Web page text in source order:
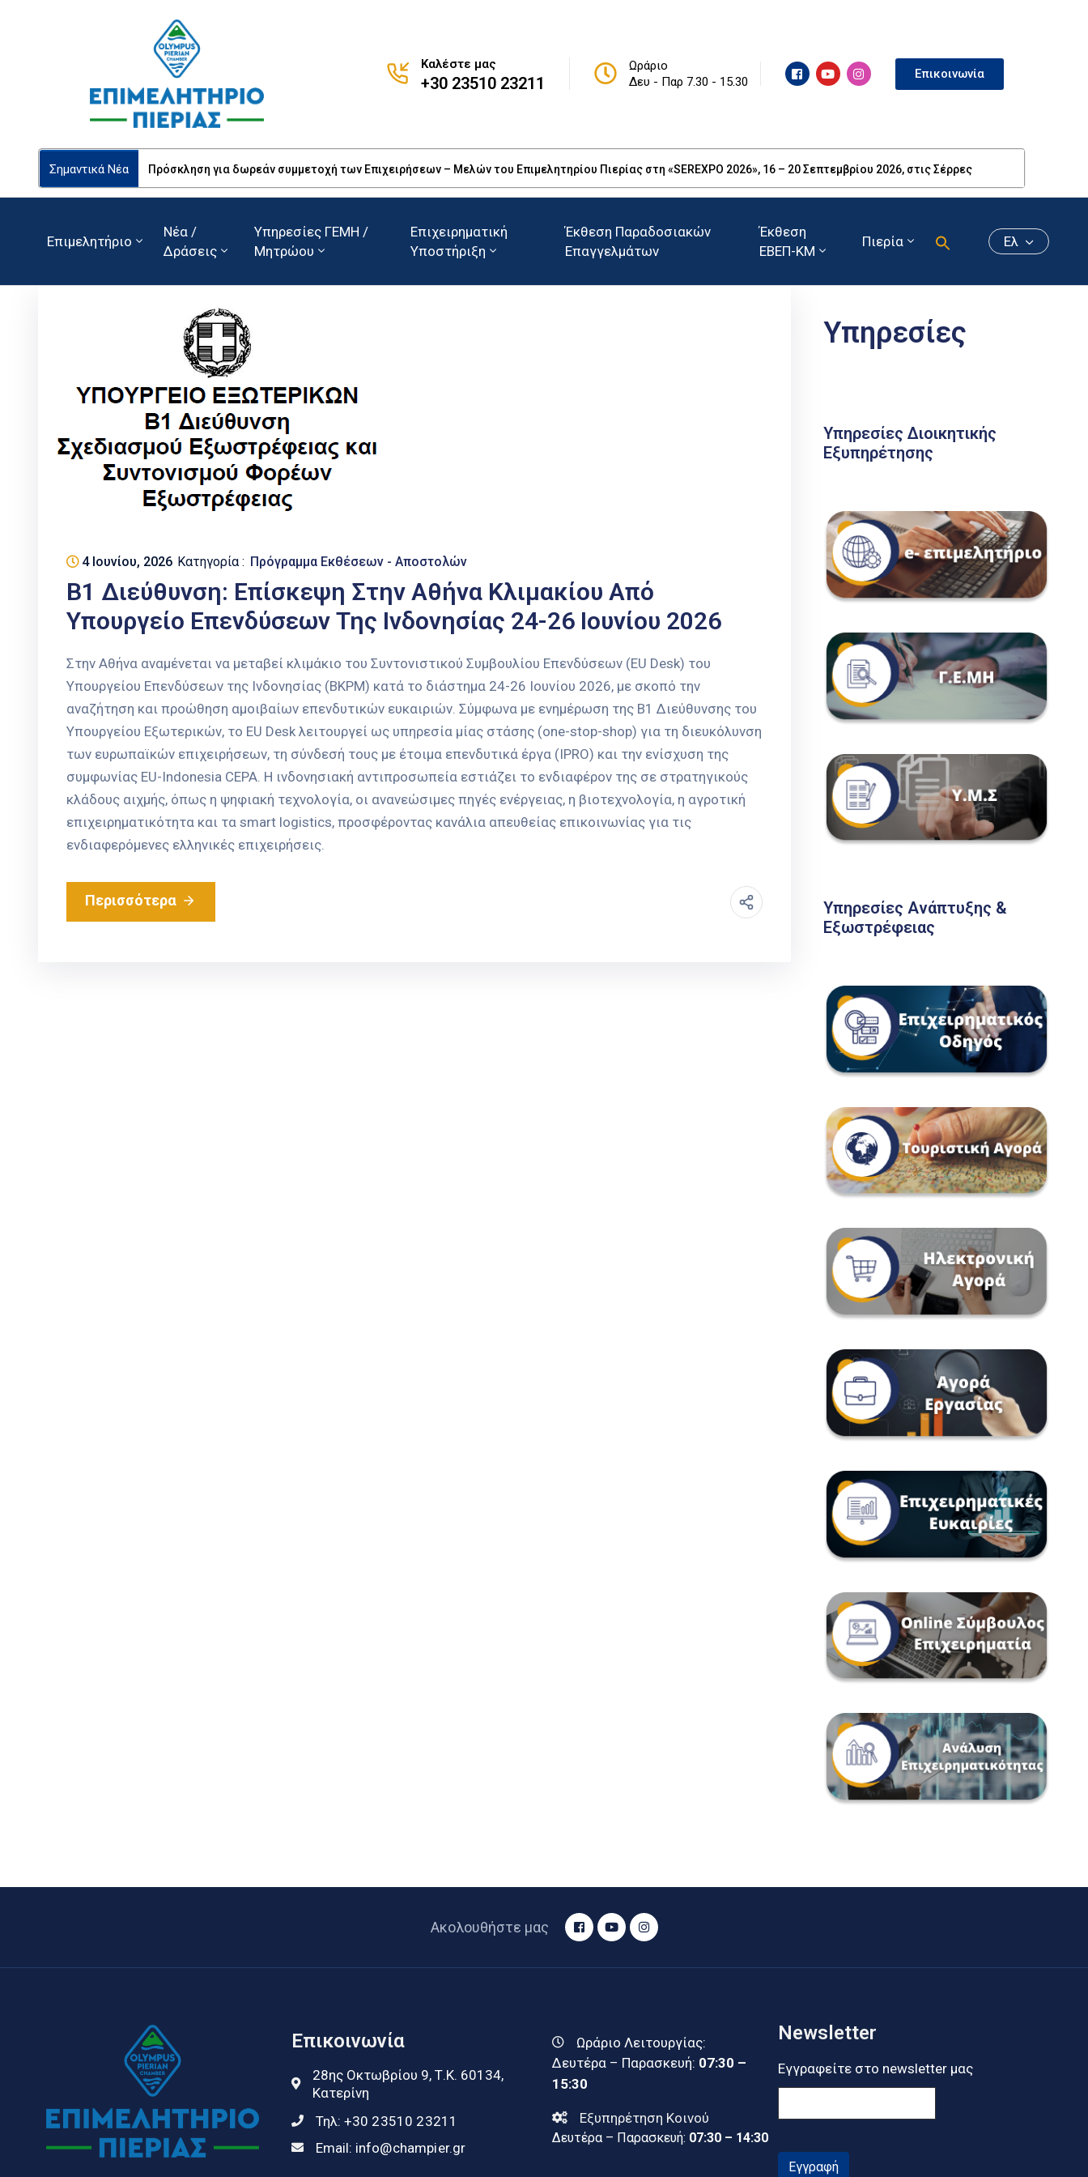
Καλέστε μας
+30 23510 23211
Ωράριο
Δευ - Παρ 7.30 - 15.30
Επικοινωνία
Σημαντικά Νέα Πρόσκληση για δωρεάν συμμετοχή των Επιχειρήσεων – Μελών του Επιμελητηρίου Πιερίας στη «SEREXPO 2026», 16 – 20 Σεπτεμβρίου 2026, στις Σέρρες
Επιμελητήριο
Νέα /
Δράσεις
Υπηρεσίες ΓΕΜΗ /
Μητρώου
Επιχειρηματική
Υποστήριξη
Έκθεση Παραδοσιακών
Επαγγελμάτων
Έκθεση
ΕΒΕΠ-ΚΜ
Πιερία Ελ
4 Ιουνίου, 2026 Κατηγορία : Πρόγραμμα Εκθέσεων - Αποστολών
Β1 Διεύθυνση: Επίσκεψη Στην Αθήνα Κλιμακίου Από
Υπουργείο Επενδύσεων Της Ινδονησίας 24-26 Ιουνίου 2026
Στην Αθήνα αναμένεται να μεταβεί κλιμάκιο του Συντονιστικού Συμβουλίου Επενδύσεων (EU Desk) του
Υπουργείου Επενδύσεων της Ινδονησίας (BKPM) κατά το διάστημα 24-26 Ιουνίου 2026, με σκοπό την
αναζήτηση και προώθηση αμοιβαίων επενδυτικών ευκαιριών. Σύμφωνα με ενημέρωση της Β1 Διεύθυνσης του
Υπουργείου Εξωτερικών, το EU Desk λειτουργεί ως υπηρεσία μίας στάσης (one-stop-shop) για τη διευκόλυνση
των ευρωπαϊκών επιχειρήσεων, τη σύνδεσή τους με έτοιμα επενδυτικά έργα (IPRO) και την ενίσχυση της
συμφωνίας EU-Indonesia CEPA. Η ινδονησιακή αντιπροσωπεία εστιάζει το ενδιαφέρον της σε στρατηγικούς
κλάδους αιχμής, όπως η ψηφιακή τεχνολογία, οι ανανεώσιμες πηγές ενέργειας, η βιοτεχνολογία, η αγροτική
επιχειρηματικότητα και τα smart logistics, προσφέροντας κανάλια απευθείας επικοινωνίας για τις
ενδιαφερόμενες ελληνικές επιχειρήσεις.
Περισσότερα
Υπηρεσίες
Υπηρεσίες Διοικητικής
Εξυπηρέτησης
Υπηρεσίες Ανάπτυξης &
Εξωστρέφειας
Ακολουθήστε μας
Επικοινωνία
28ης Οκτωβρίου 9, Τ.Κ. 60134,
Κατερίνη
Τηλ: +30 23510 23211
Email: info@champier.gr
Ωράριο Λειτουργίας:
Δευτέρα – Παρασκευή: 07:30 –
15:30
Εξυπηρέτηση Κοινού
Δευτέρα – Παρασκευή: 07:30 – 14:30
Newsletter
Εγγραφείτε στο newsletter μας
Εγγραφή